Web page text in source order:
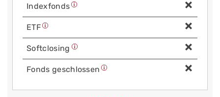
Index­fonds
ETF
Soft­closing
Fonds geschlossen